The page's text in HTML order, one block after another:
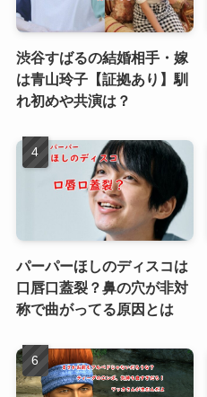
渋谷すばるの結婚相手・嫁
は青山玲子【証拠あり】馴
れ初めや共演は？
パーパーほしのディスコは
口唇口蓋裂？鼻の穴が非対
称で曲がってる原因とは